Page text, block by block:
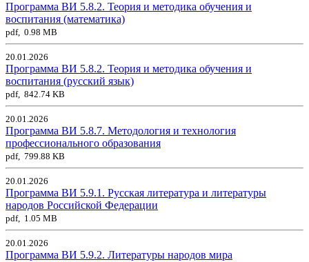
Программа ВИ 5.8.2. Теория и методика обучения и
воспитания (математика)
pdf, 0.98 MB
20.01.2026
Программа ВИ 5.8.2. Теория и методика обучения и
воспитания (русский язык)
pdf, 842.74 KB
20.01.2026
Программа ВИ 5.8.7. Методология и технология
профессионального образования
pdf, 799.88 KB
20.01.2026
Программа ВИ 5.9.1. Русская литература и литературы
народов Российской Федерации
pdf, 1.05 MB
20.01.2026
Программа ВИ 5.9.2. Литературы народов мира